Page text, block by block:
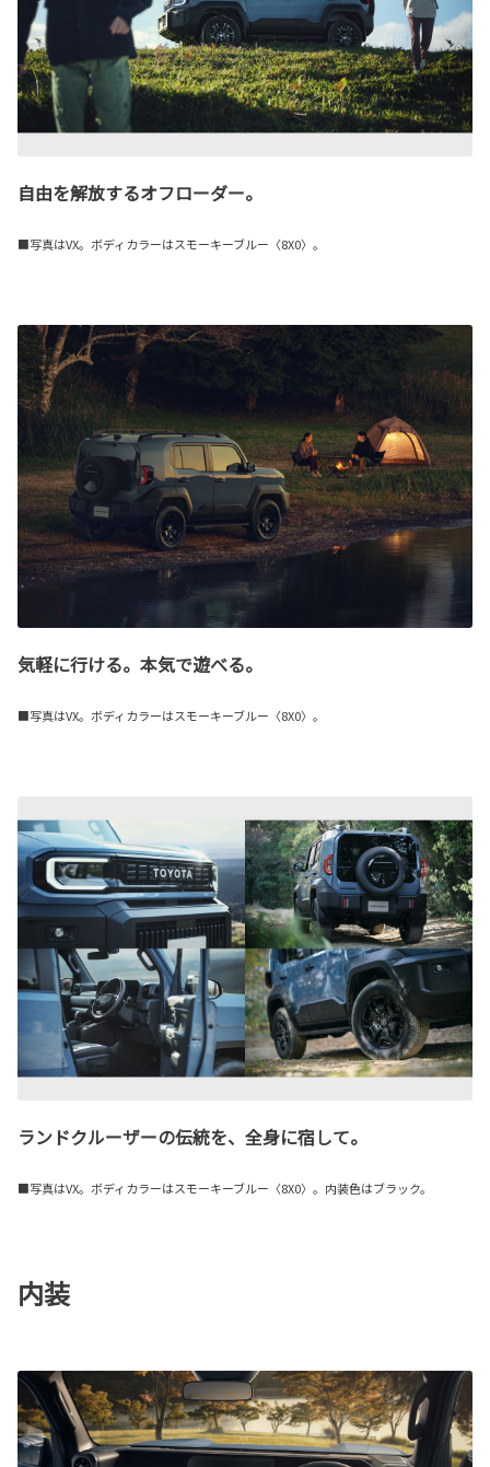
自由を解放するオフローダー。
■写真はVX。ボディカラーはスモーキーブルー〈8X0〉。
気軽に行ける。本気で遊べる。
■写真はVX。ボディカラーはスモーキーブルー〈8X0〉。
ランドクルーザーの伝統を、全身に宿して。
■写真はVX。ボディカラーはスモーキーブルー〈8X0〉。内装色はブラック。
内装